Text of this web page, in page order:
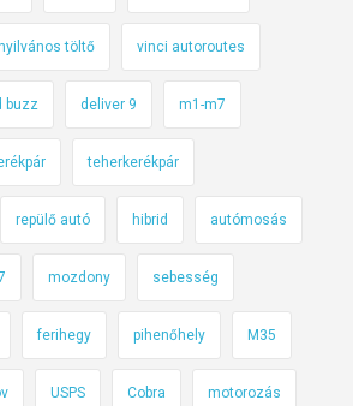
töltő vinci autoroutes
buzz deliver 9 m1-m7
teherkerékpár
repülő autó hibrid autómosás
mozdony sebesség
ferihegy pihenőhely M35
USPS Cobra motorozás